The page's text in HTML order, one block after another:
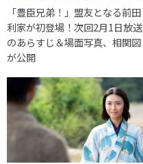
「豊臣兄弟！」盟友となる前田
利家が初登場！次回2月1日放送
のあらすじ＆場面写真、相関図
が公開